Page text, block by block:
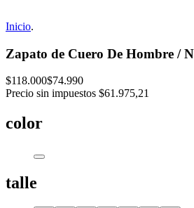
Inicio.
Zapato de Cuero De Hombre /
$118.000$74.990
Precio sin impuestos $61.975,21
color
talle